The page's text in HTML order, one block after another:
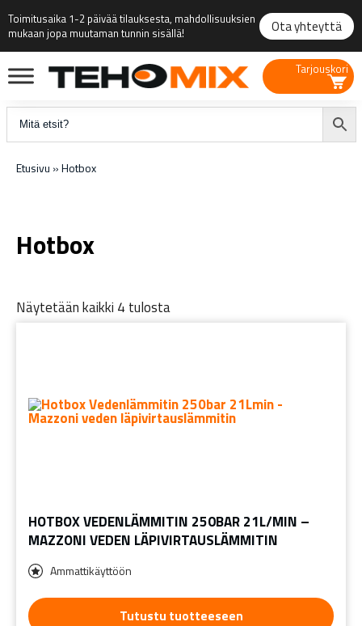
Toimitusaika 1-2 päivää tilauksesta, mahdollisuuksien
mukaan jopa muutaman tunnin sisällä!
Ota yhteyttä
Tarjouskori
Etusivu »Hotbox
Hotbox
Näytetään kaikki 4 tulosta
HOTBOX VEDENLÄMMITIN 250BAR 21L/MIN –
MAZZONI VEDEN LÄPIVIRTAUSLÄMMITIN
Ammattikäyttöön
Tutustu tuotteeseen